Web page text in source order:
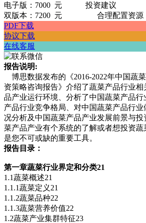
投资建议
合理配置资源
电子版：7000 元
双版本：7200 元
PDF下载
协议下载
在线客服
报告说明:
博思数据发布的《2016-2022年中国蔬
资策略咨询报告》介绍了蔬菜产品行业
品产业运行环境、分析了中国蔬菜产品
产品行业竞争格局、对中国蔬菜产品行
况分析及中国蔬菜产品产业发展前景与
菜产品产业有个系统的了解或者想投资
是您不可或缺的重要工具。
报告目录：
第一章蔬菜行业界定和分类21
1.1蔬菜概述21
1.1.1蔬菜定义21
1.1.2蔬菜品种22
1.1.3蔬菜营养价值22
1.2蔬菜产业集群特征23